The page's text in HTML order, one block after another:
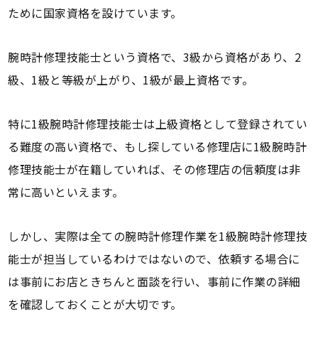
ために国家資格を設けています。
腕時計修理技能士という資格で、3級から資格があり、2
級、1級と等級が上がり、1級が最上資格です。
特に1級腕時計修理技能士は上級資格として登録されてい
る難度の高い資格で、もし探している修理店に1級腕時計
修理技能士が在籍していれば、その修理店の信頼度は非
常に高いといえます。
しかし、実際は全ての腕時計修理作業を1級腕時計修理技
能士が担当しているわけではないので、依頼する場合に
は事前にお店ときちんと面談を行い、事前に作業の詳細
を確認しておくことが大切です。